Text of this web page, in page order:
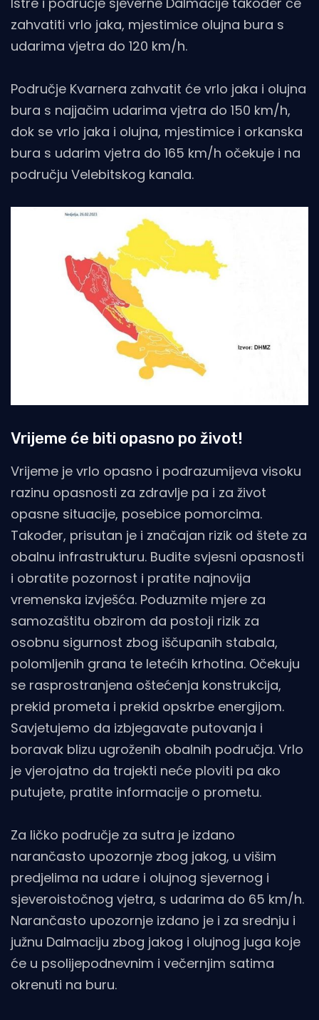
zahvatiti vrlo jaka, mjestimice olujna bura s
udarima vjetra do 120 km/h.
Područje Kvarnera zahvatit će vrlo jaka i olujna
bura s najjačim udarima vjetra do 150 km/h,
dok se vrlo jaka i olujna, mjestimice i orkanska
bura s udarim vjetra do 165 km/h očekuje i na
području Velebitskog kanala.
Vrijeme će biti opasno po život!
Vrijeme je vrlo opasno i podrazumijeva visoku
razinu opasnosti za zdravlje pa i za život
opasne situacije, posebice pomorcima.
Također, prisutan je i značajan rizik od štete za
obalnu infrastrukturu. Budite svjesni opasnosti
i obratite pozornost i pratite najnovija
vremenska izvješća. Poduzmite mjere za
samozaštitu obzirom da postoji rizik za
osobnu sigurnost zbog iščupanih stabala,
polomljenih grana te letećih krhotina. Očekuju
se rasprostranjena oštećenja konstrukcija,
prekid prometa i prekid opskrbe energijom.
Savjetujemo da izbjegavate putovanja i
boravak blizu ugroženih obalnih područja. Vrlo
je vjerojatno da trajekti neće ploviti pa ako
putujete, pratite informacije o prometu.
Za ličko područje za sutra je izdano
narančasto upozornje zbog jakog, u višim
predjelima na udare i olujnog sjevernog i
sjeveroistočnog vjetra, s udarima do 65 km/h.
Narančasto upozornje izdano je i za srednju i
južnu Dalmaciju zbog jakog i olujnog juga koje
će u psolijepodnevnim i večernjim satima
okrenuti na buru.